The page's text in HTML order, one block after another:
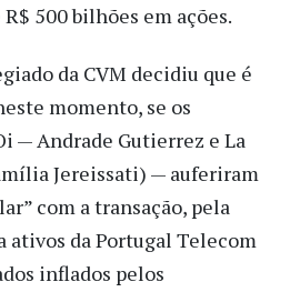
500 bilhões em ações.
da CVM decidiu que é
momento, se os
— Andrade Gutierrez e La
Jereissati) — auferiram
com a transação, pela
ativos da Portugal Telecom
inflados pelos